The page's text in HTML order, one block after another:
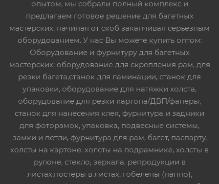
опытом, мы собрали полный комплекс и
предлагаем готовое решение для багетных
мастерских, начиная от скоб заканчивая серьезным
оборудованием. У нас Вы можете купить оптом:
Оборудование и фурнитуру для багетных
мастерских: оборудование для скрепления рам, для
резки багета,станок для ламинации, станок для
упаковки, оборудование для натяжки холста,
оборудование для резки картона/ДВП/фанеры,
станок для нанесения клея, фурнитура и задники
для фоторамок, упаковка, подвесные системы,
замки и петли, фурнитура для рам, багет, паспарту,
холсты на картоне, холсты на подрамнике, холсты в
рулоне, стекло, зеркала, репродукции в
листах,постеры в листах, гобелены (панно),